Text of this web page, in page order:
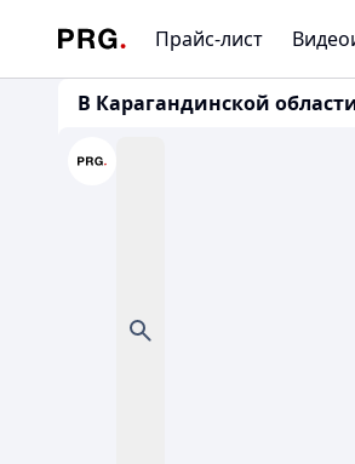
Прайс-лист
В Карагандинской